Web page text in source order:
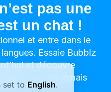
pas une
un chat !
et entre dans le
Essaie Bubblz
et découvre
comme jamais
set to English.